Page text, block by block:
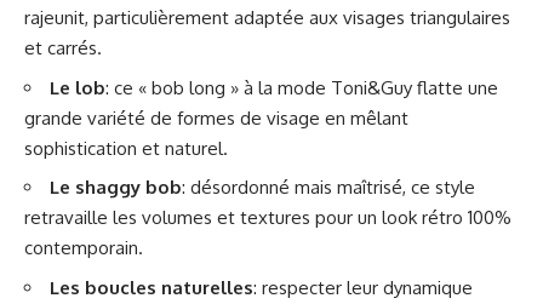
rajeunit, particulièrement adaptée aux visages triangulaires
et carrés.
Le lob: ce « bob long » à la mode Toni&Guy flatte une
grande variété de formes de visage en mêlant
sophistication et naturel.
Le shaggy bob: désordonné mais maîtrisé, ce style
retravaille les volumes et textures pour un look rétro 100%
contemporain.
Les boucles naturelles: respecter leur dynamique